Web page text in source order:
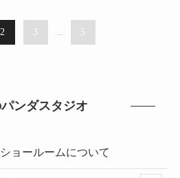
2 3 5
ンダスタジオ
ショールームについて